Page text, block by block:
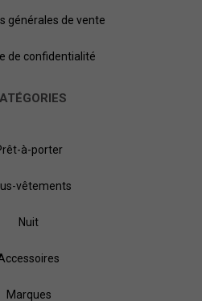
générales de vente
de confidentialité
à-porter
vêtements
Nuit
Marques